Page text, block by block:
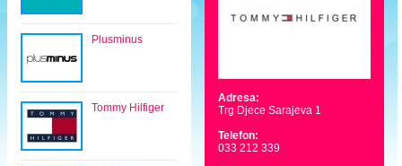
Plusminus
Tommy Hilfiger
Adresa:
Trg Djece Sarajeva 1
Telefon:
033 212 339